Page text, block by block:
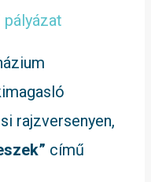
pályázat
rajzversenyen,
című